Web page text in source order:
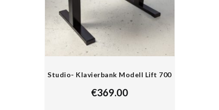
Studio- Klavierbank Modell Lift 700
€369.00